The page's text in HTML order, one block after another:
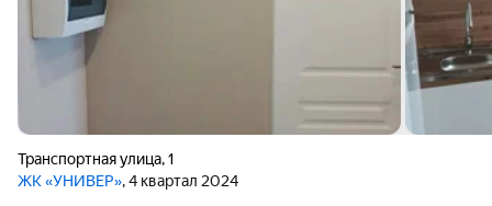
Транспортная улица,1
ЖК «УНИВЕР», 4 квартал 2024